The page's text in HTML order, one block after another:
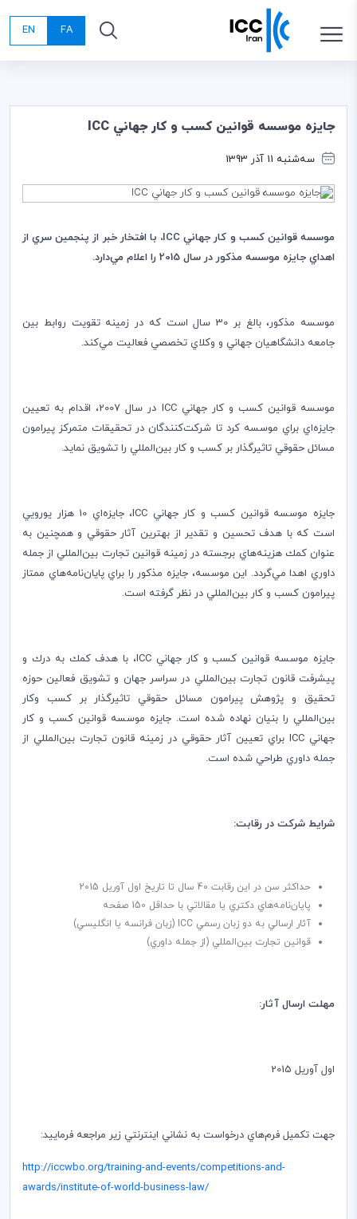
FA
EN
جايزه موسسه قوانين كسب و كار جهاني ICC
سه‌شنبه 11 آذر 1393
موسسه قوانين كسب و كار جهاني ICC، با افتخار خبر از پنجمين سري از
اهداي جايزه موسسه مذكور در سال 2015 را اعلام مي‌دارد.
موسسه مذكور،‌ بالغ بر 30 سال است كه در زمينه تقويت روابط بين
جامعه دانشگاهيان جهاني و وكلاي تخصصي فعاليت مي‌كند.
موسسه قوانين كسب و كار جهانيICC
در سال 2007، اقدام به تعيين
جايزه‌اي براي موسسه كرد تا شركت‌كنندگان در تحقيقات متمركز پيرامون
مسائل حقوقي تاثيرگذار بر كسب و كار بين‌المللي را تشويق نمايد.
جايزه موسسه قوانين كسب و كار جهاني ICC
، جايزه‌اي 10 هزار يورويي
است كه با هدف تحسين و تقدير از بهترين آثار حقوقي و همچنين به
عنوان كمك هزينه‌هاي برجسته در زمينه قوانين تجارت بين‌المللي از جمله
داوري اهدا مي‌گردد. اين موسسه، جايزه مذكور را براي پايان‌نامه‌هاي ممتاز
پيرامون كسب و كار بين‌المللي در نظر گرفته است.
جايزه موسسه قوانين كسب و كار جهاني ICC،‌ با هدف كمك به درك و
پيشرفت قانون تجارت بين‌المللي در سراسر جهان و تشويق فعالين حوزه
تحقيق و پژوهش پيرامون مسائل حقوقي تاثيرگذار بر كسب وكار
بين‌المللي را بنيان نهاده شده است. جايزه موسسه قوانين كسب و كار
جهاني ICC براي تعيين آثار حقوقي در زمينه قانون تجارت بين‌المللي از
جمله داوري طراحي شده است.
شرايط شركت در رقابت:
حداکثر سن در اين رقابت 40 سال تا تاريخ اول آوريل 2015
پايان‌نامه‌هاي دكتري يا مقالاتي با حداقل 150 صفحه
آثار ارسالي به دو زبان رسمي ICC (زبان فرانسه يا انگليسي)
قوانين تجارت بين‌المللي (از جمله داوري)
مهلت ارسال آثار:
اول آوريل 2015
جهت تكميل فرم‌هاي درخواست به نشاني اينترنتي زير مراجعه فرماييد:
http://iccwbo.org/training-and-events/competitions-and-
awards/institute-of-world-business-law/